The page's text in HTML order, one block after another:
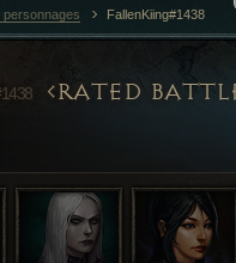
RATED
personnages FallenKiing#1438